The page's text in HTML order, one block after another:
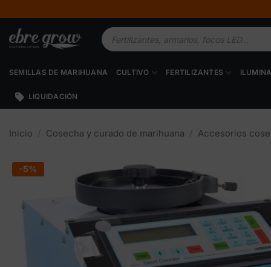
al
contenido
Búsqueda
de
productos
SEMILLAS DE MARIHUANA CULTIVO FERTILIZANTES
LIQUIDACIÓN
Inicio Cosecha y curado de marihuana Accesorios
-5%